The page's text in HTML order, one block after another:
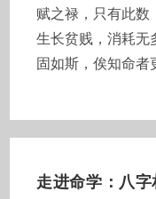
赋之禄，只有此数
生长贫贱，消耗无
固如斯，俟知命者
走进命学：八